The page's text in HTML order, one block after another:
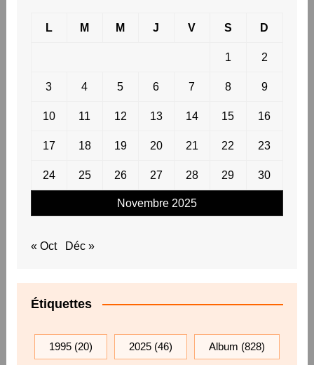
Novembre 2025
L M M J V S D
1 2
3 4 5 6 7 8 9
10 11 12 13 14 15 16
17 18 19 20 21 22 23
24 25 26 27 28 29 30
« Oct Déc »
Étiquettes
1995(20) 2025 (46) Album (828)